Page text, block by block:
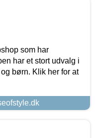
som har
har et stort udvalg i
børn. Klik her for at